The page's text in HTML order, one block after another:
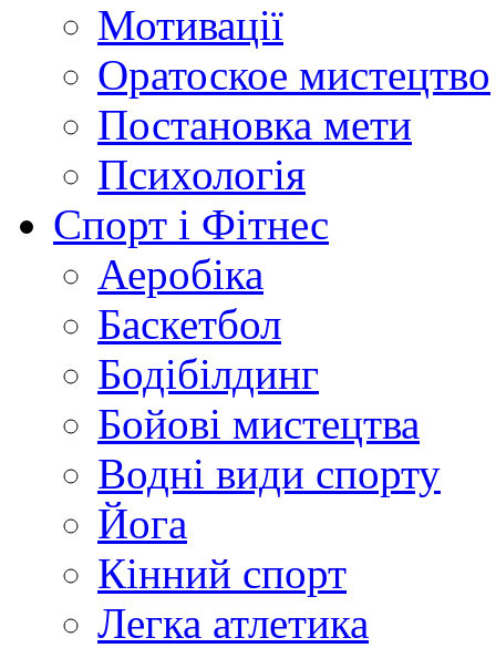
Мотивації
Оратоское мистецтво
Постановка мети
Психологія
Спорт і Фітнес
Аеробіка
Баскетбол
Бодібілдинг
Бойові мистецтва
Водні види спорту
Йога
Кінний спорт
Легка атлетика